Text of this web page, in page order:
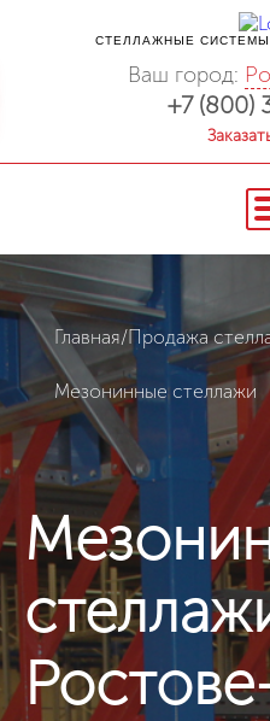
СТЕЛЛАЖНЫЕ
Ваш город:
+7 (800)
Главная/Продажа
Мезонинные стеллажи